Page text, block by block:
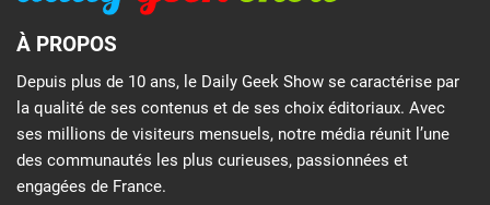
À PROPOS
Depuis plus de 10 ans, le Daily Geek Show se caractérise par
la qualité de ses contenus et de ses choix éditoriaux. Avec
ses millions de visiteurs mensuels, notre média réunit l’une
des communautés les plus curieuses, passionnées et
engagées de France.